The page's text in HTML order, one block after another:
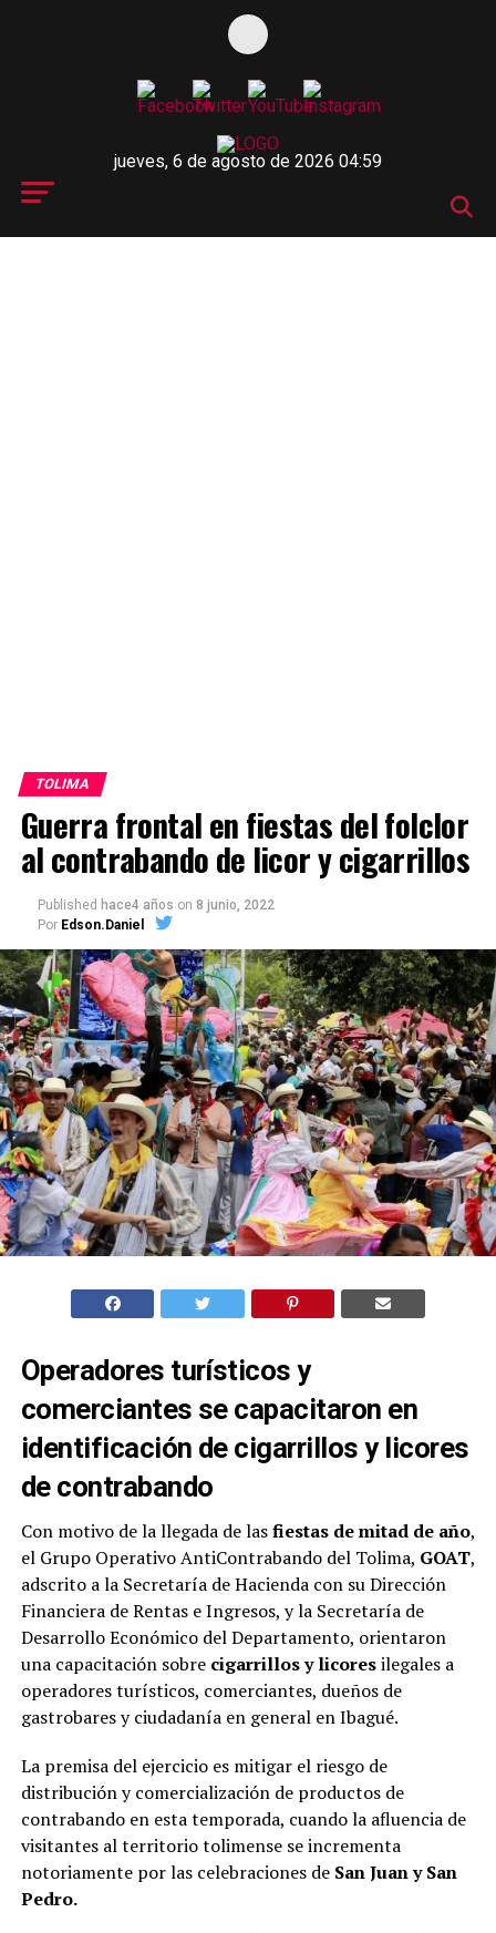
jueves, 6 de agosto de 2026 04:59
TOLIMA
Guerra frontal en fiestas del folclor
al contrabando de licor y cigarrillos
Published hace4 años on 8 junio, 2022
Por Edson.Daniel
Operadores turísticos y
comerciantes se capacitaron en
identificación de cigarrillos y licores
de contrabando
Con motivo de la llegada de lasfiestas de mitad de año,
el Grupo Operativo AntiContrabando del Tolima, GOAT,
adscrito a la Secretaría de Hacienda con su Dirección
Financiera de Rentas e Ingresos, y la Secretaría de
Desarrollo Económico del Departamento, orientaron
una capacitación sobre cigarrillos y licoresilegales a
operadores turísticos, comerciantes, dueños de
gastrobares y ciudadanía en general en Ibagué.
La premisa del ejercicio es mitigar el riesgo de
distribución y comercialización de productos de
contrabando en esta temporada, cuando la afluencia de
visitantes al territorio tolimense se incrementa
notoriamente por las celebraciones de San Juan y San
Pedro.